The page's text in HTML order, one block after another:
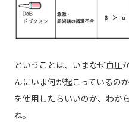
ということは、いまなぜ血圧
んにいま何が起こっているの
を使用したらいいのか、わか
ね。